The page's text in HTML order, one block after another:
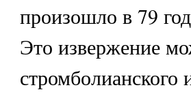
произошло в 79
Это извержение
стромболианского